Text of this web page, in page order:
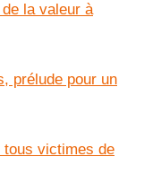
la valeur à
prélude pour un
tous victimes de